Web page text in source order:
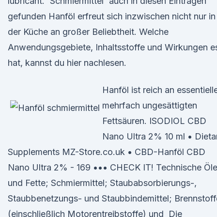
gefunden Hanföl erfreut sich inzwischen nicht nur in
der Küche an großer Beliebtheit. Welche
Anwendungsgebiete, Inhaltsstoffe und Wirkungen
hat, kannst du hier nachlesen.
Hanföl ist reich an
mehrfach ungesättigten
Fettsäuren. ISODIOL CBD
Nano Ultra 2% 10 ml •
Supplements MZ-Store.co.uk • CBD-Hanföl CBD
Nano Ultra 2% - 169 ••• CHECK IT! Technische Öle
und Fette; Schmiermittel; Staubabsorbierungs-,
Staubbenetzungs- und Staubbindemittel;
(einschließlich Motorentreibstoffe) und Die